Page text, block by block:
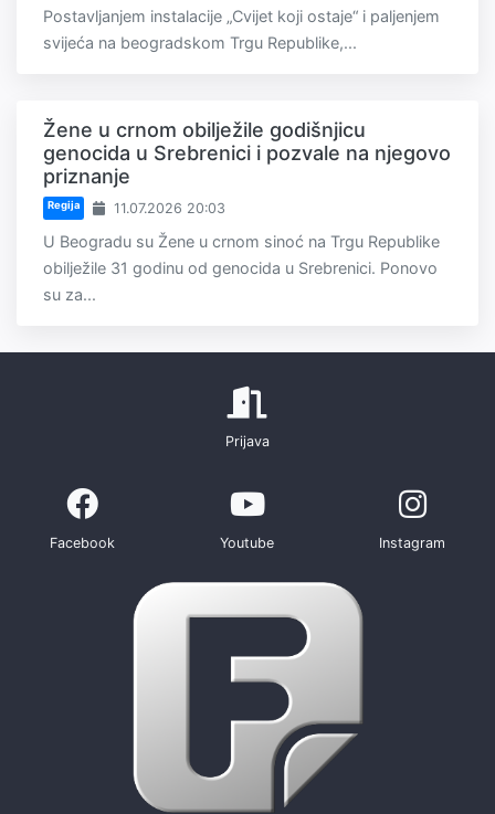
Postavljanjem instalacije „Cvijet koji ostaje“ i paljenjem
svijeća na beogradskom Trgu Republike,...
Žene u crnom obilježile godišnjicu
genocida u Srebrenici i pozvale na njegovo
priznanje
Regija 11.07.2026 20:03
U Beogradu su Žene u crnom sinoć na Trgu Republike
obilježile 31 godinu od genocida u Srebrenici. Ponovo
su za...
Prijava
Facebook Youtube Instagram